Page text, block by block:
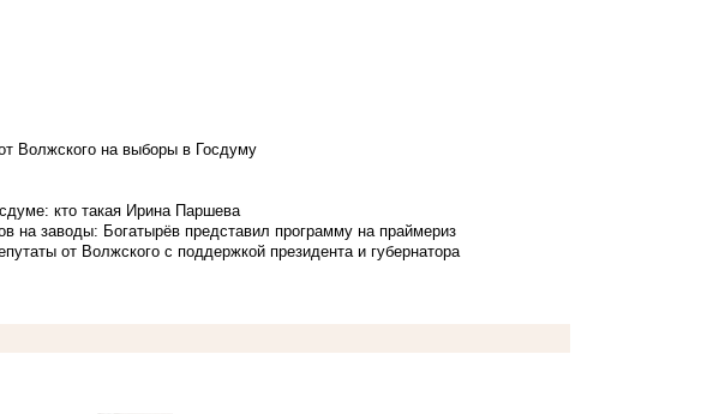
Волжского на выборы в Госдуму
кто такая Ирина Паршева
на заводы: Богатырёв представил программу на праймериз
от Волжского с поддержкой президента и губернатора